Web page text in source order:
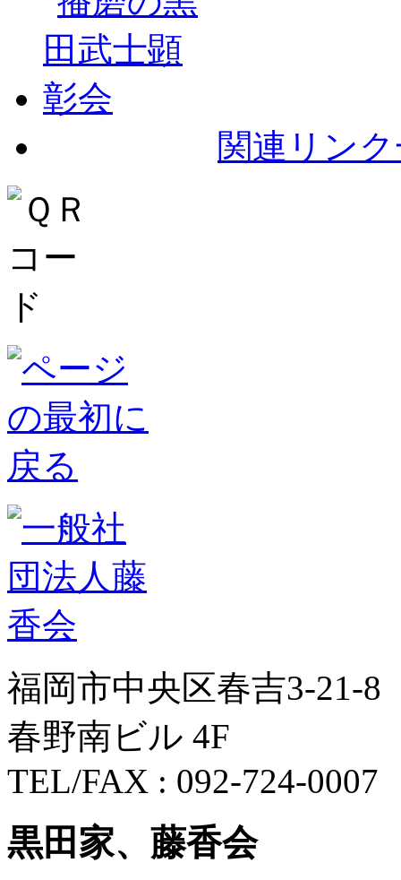
関連リン
福岡市中央区春吉3-21-8
春野南ビル 4F
TEL/FAX : 092-724-0007
黒田家、藤香会